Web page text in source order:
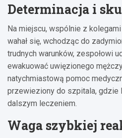
Determinacja i
Na miejscu, wspólnie z
wahał się, wchodząc do
trudnych warunków, zespołowi
ewakuować uwięzionego
natychmiastową pomoc
przewieziony do szpitala, gdzie
dalszym leczeniem.
Waga szybkiej